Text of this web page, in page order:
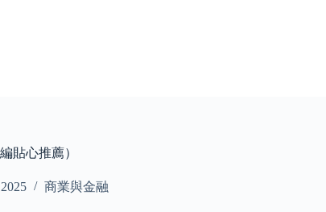
貼心推薦）
商業與金融